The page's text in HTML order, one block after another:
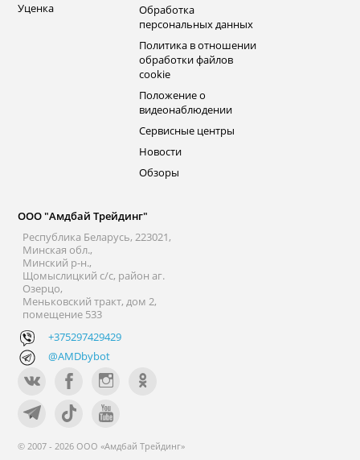
Уценка
Обработка
персональных данных
Политика в отношении
обработки файлов
cookie
Положение о
видеонаблюдении
Сервисные центры
Новости
Обзоры
ООО "Амдбай Трейдинг"
Республика Беларусь, 223021,
Минская обл.,
Минский р-н.,
Щомыслицкий с/с, район аг.
Озерцо,
Меньковский тракт, дом 2,
помещение 533
+375297429429
@AMDbybot
© 2007 - 2026 ООО «Амдбай Трейдинг»